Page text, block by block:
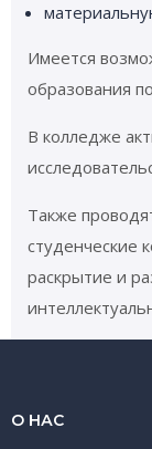
Имеется
образования
В колледже
Также
студенческие
раскрытие и
О НАС